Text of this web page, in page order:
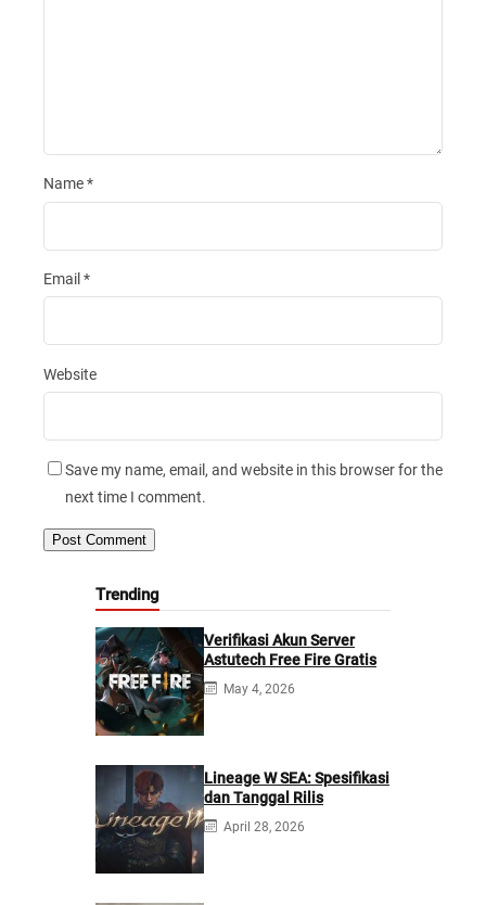
Name*
Email *
Website
Save my name, email, and website in this browser for the
next time I comment.
Trending
Verifikasi Akun Server
Astutech Free Fire Gratis
May 4, 2026
Lineage W SEA: Spesifikasi
dan Tanggal Rilis
April 28, 2026